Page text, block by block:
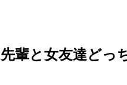
輩と女友達ど